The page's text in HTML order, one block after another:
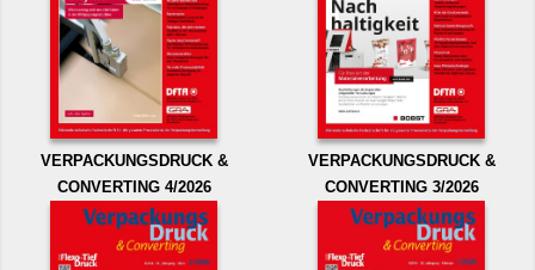
VERPACKUNGSDRUCK &
CONVERTING 4/2026
VERPACKUNGSDRUCK &
CONVERTING 3/2026